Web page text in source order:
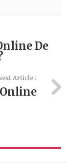
De
Article :